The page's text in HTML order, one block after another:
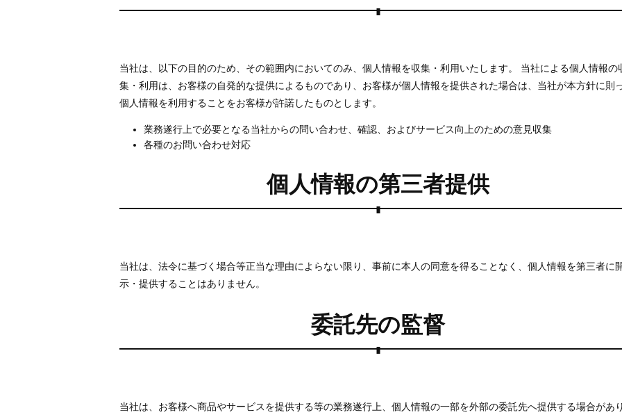
当社は、以下の目的のため、その範囲内においてのみ、個人情報を収集・利用いたします。 当社による個人情報の
集・利用は、お客様の自発的な提供によるものであり、お客様が個人情報を提供された場合は、当社が本方針に則
個人情報を利用することをお客様が許諾したものとします。
業務遂行上で必要となる当社からの問い合わせ、確認、およびサービス向上のための意見収集
各種のお問い合わせ対応
個人情報の第三者提供
当社は、法令に基づく場合等正当な理由によらない限り、事前に本人の同意を得ることなく、個人情報を第三者に
示・提供することはありません。
委託先の監督
当社は、お客様へ商品やサービスを提供する等の業務遂行上、個人情報の一部を外部の委託先へ提供する場合があ